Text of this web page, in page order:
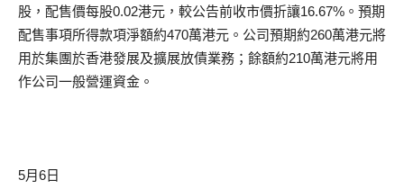
股，配售價每股0.02港元，較公告前收市價折讓16.67%。預期
配售事項所得款項淨額約470萬港元。公司預期約260萬港元將
用於集團於香港發展及擴展放債業務；餘額約210萬港元將用
作公司一般營運資金。
5月6日